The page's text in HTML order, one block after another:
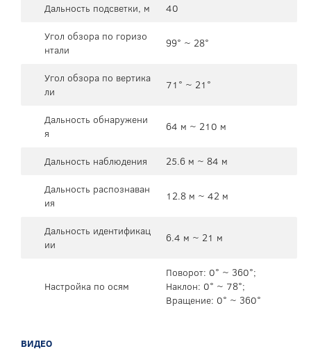
Дальность подсветки, м
40
Угол обзора по горизо
нтали
99° ~ 28°
Угол обзора по вертика
ли
71° ~ 21°
Дальность обнаружени
я
64 м ~ 210 м
Дальность наблюдения
25.6 м ~ 84 м
Дальность распознаван
ия
12.8 м ~ 42 м
Дальность идентификац
ии
6.4 м ~ 21 м
Настройка по осям
Поворот: 0° ~ 360°;
Наклон: 0° ~ 78°;
Вращение: 0° ~ 360°
ВИДЕО